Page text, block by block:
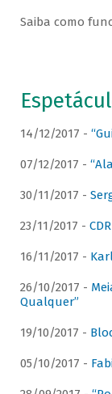
Saiba como
14/12/2017 -
07/12/2017 -
30/11/2017 -
23/11/2017 -
16/11/2017 -
26/10/2017 -
Qualquer”
19/10/2017 -
05/10/2017 -